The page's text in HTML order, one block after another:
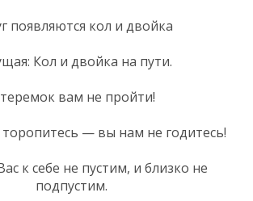
появляются кол и двойка
Кол и двойка на пути.
вам не пройти!
— вы нам не годитесь!
к себе не пустим, и близко не
подпустим.